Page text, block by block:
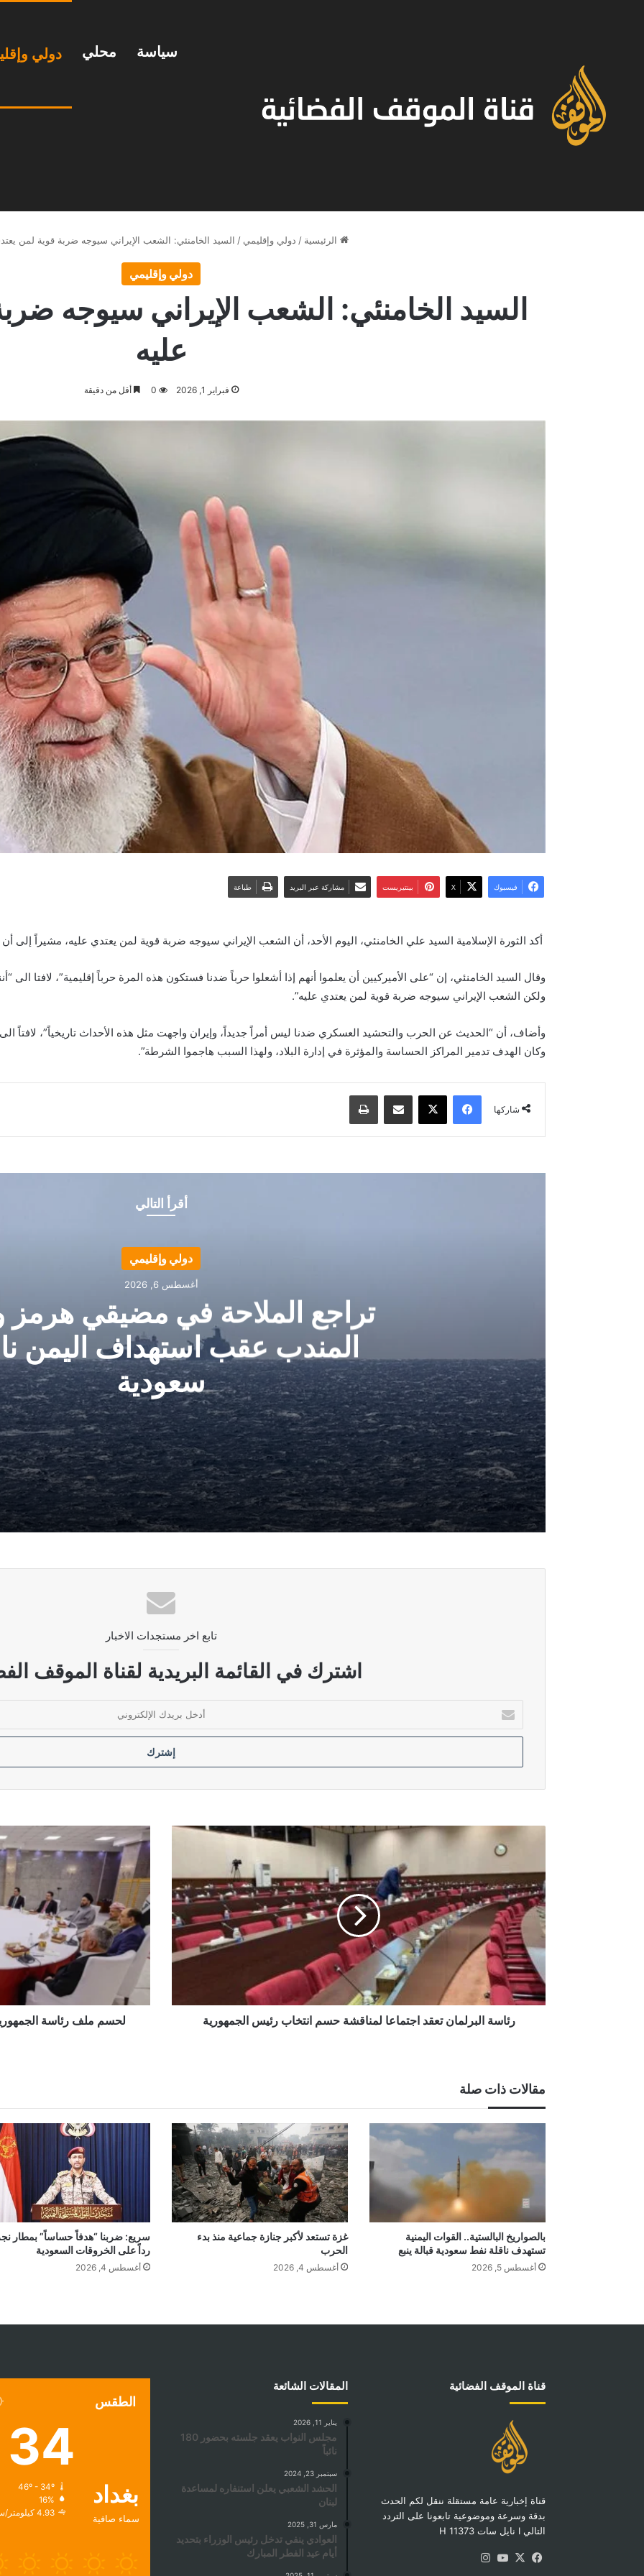
سياسة محلي دولي
الرئيسية / دولي وإقليمي / السيد الخامنئي: الشعب الإيراني سيوجه ضربة قوية لمن
دولي وإقليمي
السيد الخامنئي: الشعب الإيراني سيوجه
عليه
فبراير 1, 2026 0 أقل من دقيقة
فيسبوك ‫X بينتيريست مشاركة عبر البريد طباعة
أكد الثورة الإسلامية السيد علي الخامنئي، اليوم الأحد، أن الشعب الإيراني سيوجه ضربة قوية لمن يعتدي عليه، مشيراً إلى
وقال السيد الخامنئي، إن “على الأميركيين أن يعلموا أنهم إذا أشعلوا حرباً ضدنا فستكون هذه المرة حرباً إقليمية”، لافتا الى
ولكن الشعب الإيراني سيوجه ضربة قوية لمن يعتدي عليه”.
وأضاف، أن “الحديث عن الحرب والتحشيد العسكري ضدنا ليس أمراً جديداً، وإيران واجهت مثل هذه الأحداث تاريخياً”، لافتاً
وكان الهدف تدمير المراكز الحساسة والمؤثرة في إدارة البلاد، ولهذا السبب هاجموا الشرطة”.
شاركها
فيسبوك ‫X مشاركة عبر البريد طباعة
أقرأ التالي
دولي وإقليمي
أغسطس 6, 2026
تراجع الملاحة في مضيقي هرمز
المندب عقب استهداف اليمن
سعودية
أغسطس 6, 2026
تراجع الملاحة في مضيقي هرمز وباب المندب عقب استهداف اليمن ناقلة سعودية
قطر: الاتصالات مستمرة لدعم المفاوضات بين واشنطن وطهران
الدرويش: سوريا تحولت إلى بيئة خصبة للتنظيمات الإرهابية
تابع اخر مستجدات الاخبار
اشترك في القائمة البريدية لقناة الموقف
بريدك
الإلكتروني
اجتماعا
لمناقشة
حسم
انتخاب
رئيس
الجمهورية
رئاسة البرلمان تعقد اجتماعا لمناقشة حسم انتخاب رئيس الجمهورية
لحسم
ملف
رئاسة
الجمهورية..
وفد
الاطار
التنسيقي
يجتمع
ببارزاني
في
أربيل
لحسم ملف رئاسة
مقالات ذات صلة
بالصواريخ البالستية.. القوات اليمنية
تستهدف ناقلة نفط سعودية قبالة ينبع
أغسطس 5, 2026
غزة تستعد لأكبر جنازة جماعية منذ بدء
الحرب
أغسطس 4, 2026
سريع: ضربنا “هدفاً حساساً” بمطار
رداً على الخروقات السعودية
أغسطس 4, 2026
قناة الموقف الفضائية
قناة إخبارية عامة مستقلة ننقل لكم الحدث
بدقة وسرعة وموضوعية تابعونا على التردد
التالي I نايل سات 11373 H
فيسبوك
‫X
‫YouTube
المقالات الشائعة
يناير 11, 2026
مجلس النواب يعقد جلسته بحضور 180
نائباً
سبتمبر 23, 2024
الحشد الشعبي يعلن استنفاره لمساعدة
لبنان
مارس 31, 2025
العوادي ينفي تدخل رئيس الوزراء بتحديد
أيام عيد الفطر المبارك
الطقس
بغداد
سماء صافية
34
46º - 34º
16%
4.93 كيلومتر/ساعة